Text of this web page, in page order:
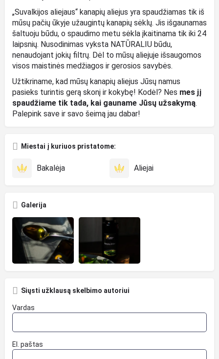
„Suvalkijos aliejaus“ kanapių aliejus yra spaudžiamas tik iš
mūsų pačių ūkyje užaugintų kanapių sėklų. Jis išgaunamas
šaltuoju būdu, o spaudimo metu sėkla įkaitinama tik iki 24
laipsnių. Nusodinimas vyksta NATŪRALIU būdu,
nenaudojant jokių filtrų. Dėl to mūsų aliejuje išsaugomos
visos maistinės medžiagos ir gerosios savybės.
Užtikriname, kad mūsų kanapių aliejus Jūsų namus
pasieks turintis gerą skonį ir kokybę! Kodėl? Nes mes jį
spaudžiame tik tada, kai gauname Jūsų užsakymą.
Palepink save ir savo šeimą jau dabar!
Miestai į kuriuos pristatome:
Bakalėja Aliejai
Galerija
Siųsti užklausą skelbimo autoriui
Vardas
El. paštas